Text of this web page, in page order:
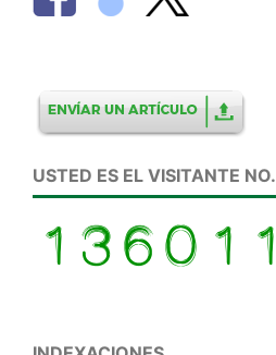
USTED ES EL VISITANTE NO.